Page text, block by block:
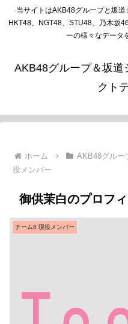
当サイトはAKB48グループと坂
HKT48、NGT48、STU48、乃木坂
ーの様々なデータ
AKB48グループ＆坂道
クト
ホーム AKB48グルー
役メンバー
御供茉白のプロフ
チーム8 現役メンバー